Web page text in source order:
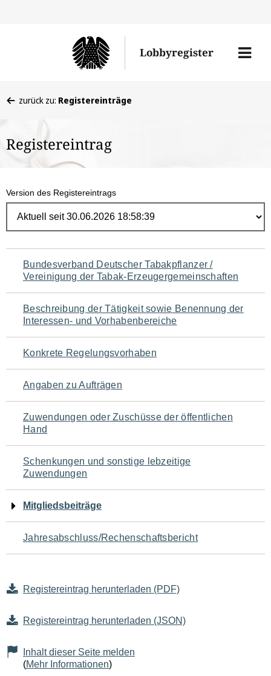
Lobbyregister
Menü
befinden
hier:
zurück zu: Registereinträge
Registereintrag
Version des Registereintrags
Navigation
für
den
Seiteninhalt
Bundesverband Deutscher Tabakpflanzer /
Vereinigung der Tabak-Erzeugergemeinschaften
Beschreibung der Tätigkeit sowie Benennung der
Interessen- und Vorhabenbereiche
Konkrete Regelungsvorhaben
Angaben zu Aufträgen
Zuwendungen oder Zuschüsse der öffentlichen
Hand
Schenkungen und sonstige lebzeitige
Zuwendungen
Mitgliedsbeiträge
Jahresabschluss/Rechenschaftsbericht
Registereintrag herunterladen (PDF)
Registereintrag herunterladen (JSON)
Inhalt dieser Seite melden
(Mehr Informationen)